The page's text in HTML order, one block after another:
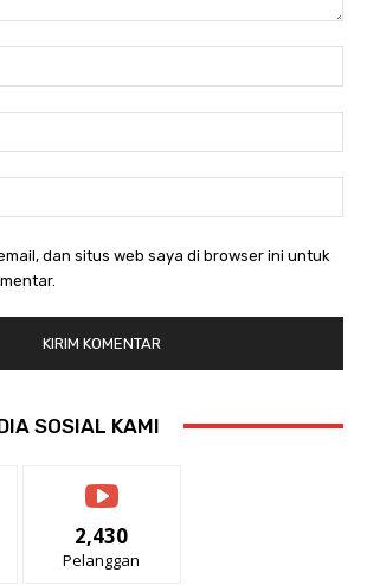
dan situs web saya di browser ini untuk
SOSIAL KAMI
2,430
Pelanggan